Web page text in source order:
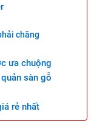
chăng
ưa chuộng
sàn gỗ
rẻ nhất